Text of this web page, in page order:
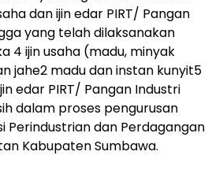
dan ijin edar PIRT/ Pangan
yang telah dilaksanakan
4 ijin usaha (madu, minyak
jahe2 madu dan instan kunyit5
edar PIRT/ Pangan Industri
dalam proses pengurusan
Perindustrian dan Perdagangan
Kabupaten Sumbawa.